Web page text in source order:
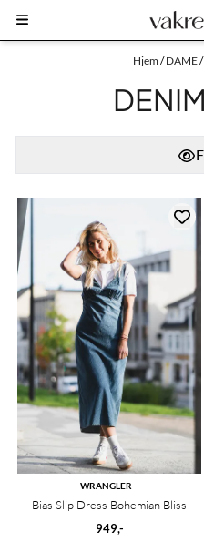
Hopp til innhold
Hjem/DAME/
WRANGLER
Bias Slip Dress Bohemian Bliss
949,-